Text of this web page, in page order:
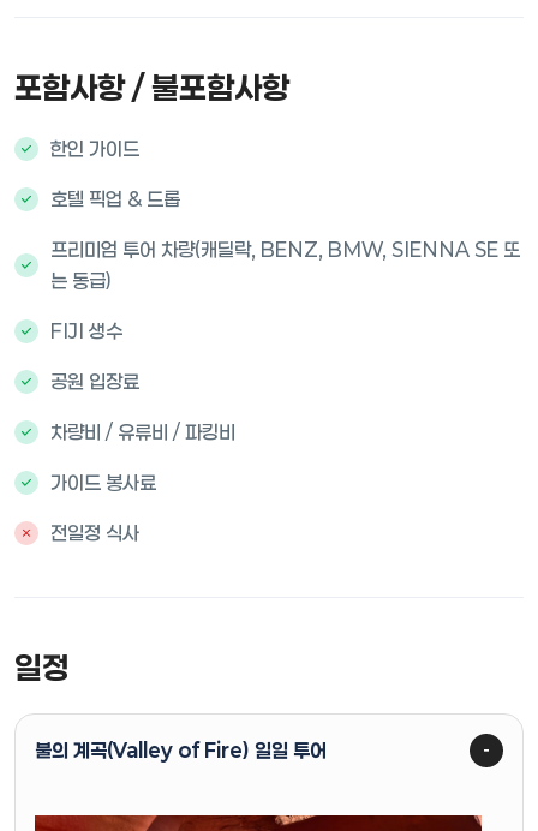
포함사항 / 불포함사항
한인 가이드
호텔 픽업 & 드롭
프리미엄 투어 차량(캐딜락, BENZ, BMW, SIENNA SE 또
는 동급)
FIJI 생수
공원 입장료
차량비 / 유류비 / 파킹비
가이드 봉사료
전일정 식사
일정
불의 계곡(Valley of Fire) 일일 투어